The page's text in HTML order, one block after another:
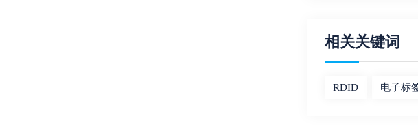
相关关键词
RDID 电子标